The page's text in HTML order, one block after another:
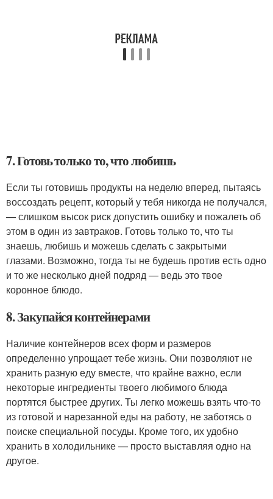
7. Готовь только то, что любишь
Если ты готовишь продукты на неделю вперед, пытаясь
воссоздать рецепт, который у тебя никогда не получался,
— слишком высок риск допустить ошибку и пожалеть об
этом в один из завтраков. Готовь только то, что ты
знаешь, любишь и можешь сделать с закрытыми
глазами. Возможно, тогда ты не будешь против есть одно
и то же несколько дней подряд — ведь это твое
коронное блюдо.
8. Закупайся контейнерами
Наличие контейнеров всех форм и размеров
определенно упрощает тебе жизнь. Они позволяют не
хранить разную еду вместе, что крайне важно, если
некоторые ингредиенты твоего любимого блюда
портятся быстрее других. Ты легко можешь взять что-то
из готовой и нарезанной еды на работу, не заботясь о
поиске специальной посуды. Кроме того, их удобно
хранить в холодильнике — просто выставляя одно на
другое.